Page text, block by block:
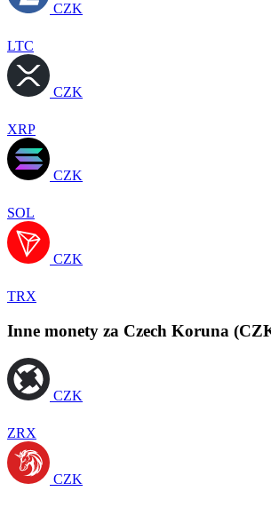
CZK
LTC
CZK
XRP
CZK
SOL
CZK
TRX
Inne monety za Czech Koruna
CZK
ZRX
CZK